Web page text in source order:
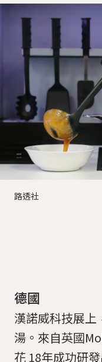
路透社
德國
漢諾威科技展上
湯。來自英國
花 18年成功研